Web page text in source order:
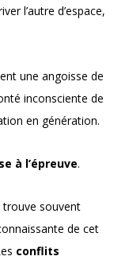
l’autre d’espace,
une angoisse de
inconsciente de
en génération.
à l’épreuve.
trouve souvent
de cet
conflits